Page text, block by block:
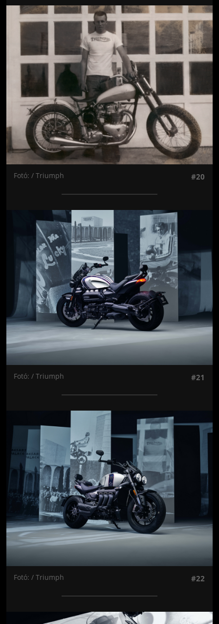
Jön még kép!
Fotó: / Triumph #20
Jön még kép!
Fotó: / Triumph #21
Jön még kép!
Fotó: / Triumph #22